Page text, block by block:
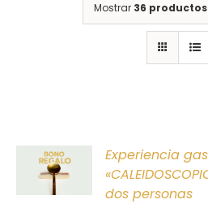
Mostrar 36 productos
Experiencia
dos personas